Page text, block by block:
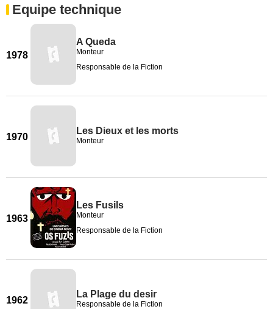
Equipe technique
1978
A Queda
Monteur
Responsable de la Fiction
1970
Les Dieux et les morts
Monteur
1963
Les Fusils
Monteur
Responsable de la Fiction
1962
La Plage du desir
Responsable de la Fiction